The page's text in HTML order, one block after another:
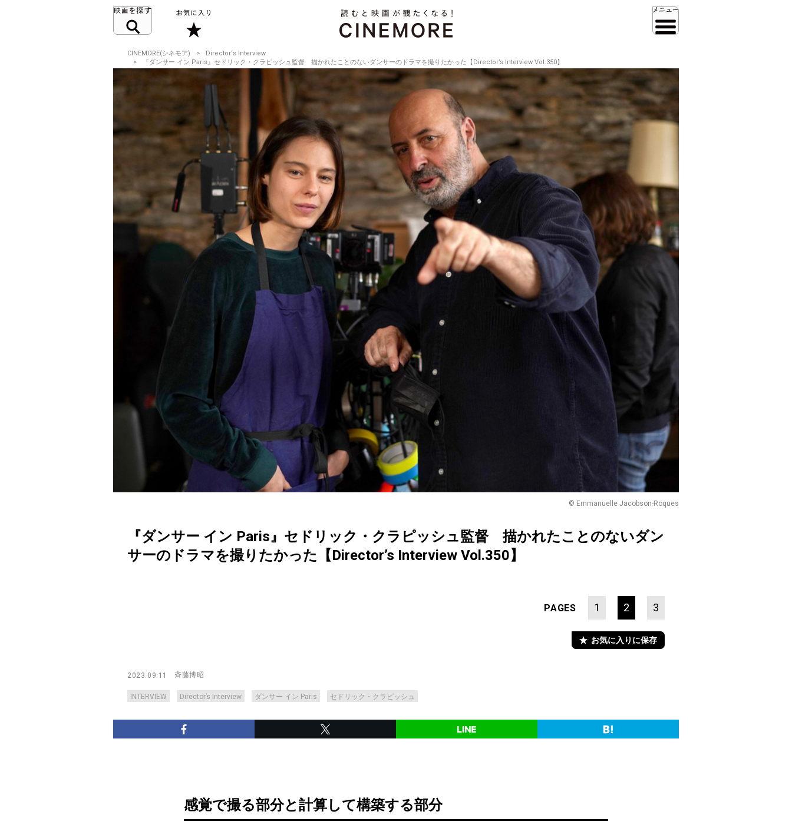
CINEMORE(シネモア)
Director‘s Interview
『ダンサー イン Paris』セドリック・クラピッシュ監督 描かれたことのないダンサーのドラマを撮りたかった【Director’s Interview Vol.350】
© Emmanuelle Jacobson-Roques
『ダンサー イン Paris』セドリック・クラピッシュ監督 描かれたことのないダン
サーのドラマを撮りたかった【Director’s Interview Vol.350】
PAGES 1 2 3
お気に入りに保存
2023.09.11 斉藤博昭
INTERVIEW Director’s Interview ダンサー イン Paris セドリック・クラピッシュ
感覚で撮る部分と計算して構築する部分